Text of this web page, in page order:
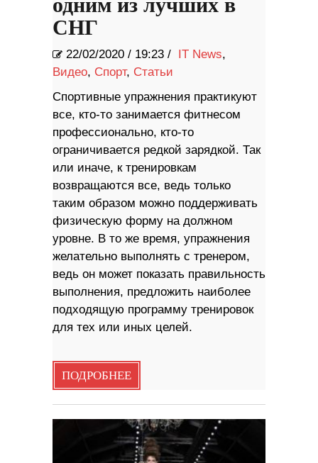
одним из лучших в
СНГ
22/02/2020 / 19:23 / IT News,
Видео, Спорт, Статьи
Спортивные упражнения практикуют
все, кто-то занимается фитнесом
профессионально, кто-то
ограничивается редкой зарядкой. Так
или иначе, к тренировкам
возвращаются все, ведь только
таким образом можно поддерживать
физическую форму на должном
уровне. В то же время, упражнения
желательно выполнять с тренером,
ведь он может показать правильность
выполнения, предложить наиболее
подходящую программу тренировок
для тех или иных целей.
ПОДРОБНЕЕ